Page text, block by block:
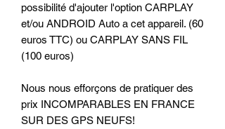
possibilité d'ajouter l'option CARPLAY
et/ou ANDROID Auto a cet appareil. (60
euros TTC) ou CARPLAY SANS FIL
(100 euros)
Nous nous efforçons de pratiquer des
prix INCOMPARABLES EN FRANCE
SUR DES GPS NEUFS!